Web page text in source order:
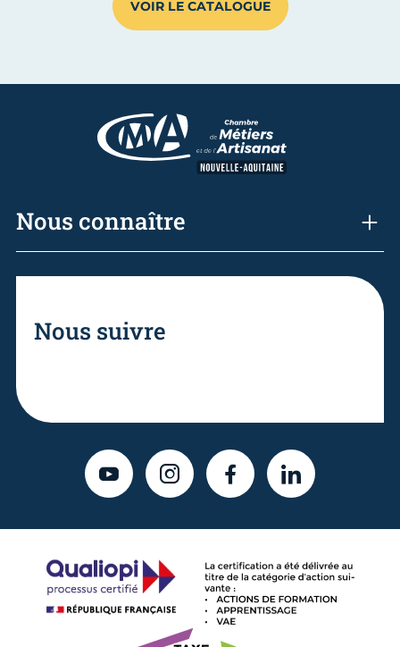
VOIR LE CATALOGUE
Nous connaître
Nous suivre
YOUTUBEINSTAGRAMFACEBOOKLINKEDIN